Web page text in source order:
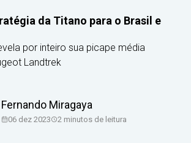
da Titano para o Brasil e
por inteiro sua picape média
Landtrek
Fernando Miragaya
06 dez 2023 2 minutos de leitura